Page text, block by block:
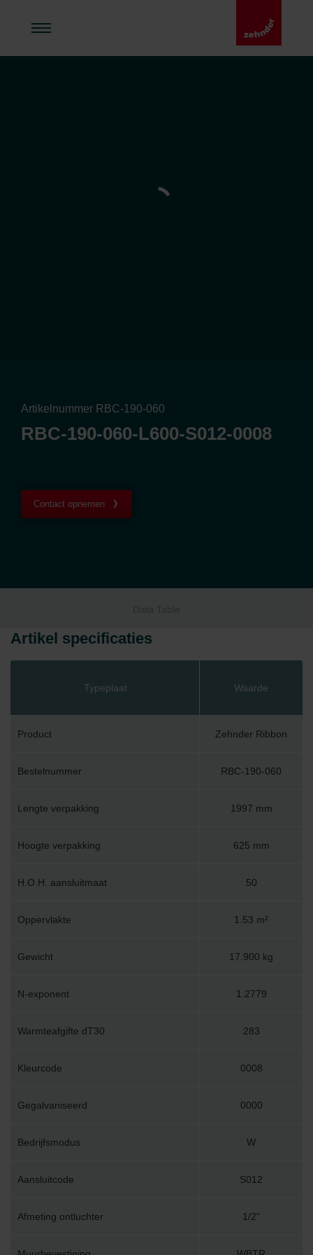
Artikelnummer RBC-190-060
RBC-190-060-L600-S012-0008
Contact opnemen
Data Table
Artikel specificaties
Typeplaat Waarde
Product Zehnder Ribbon
Bestelnummer RBC-190-060
Lengte verpakking 1997 mm
Hoogte verpakking 625 mm
H.O.H. aansluitmaat 50
Oppervlakte 1.53 m²
Gewicht 17.900 kg
N-exponent 1.2779
Warmteafgifte dT30 283
Kleurcode 0008
Gegalvaniseerd 0000
Bedrijfsmodus W
Aansluitcode S012
Afmeting ontluchter 1/2"